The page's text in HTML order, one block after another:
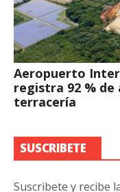
Aeropuerto
registra 92 % de
terracería
SUSCRIBETE
Suscribete y recibe